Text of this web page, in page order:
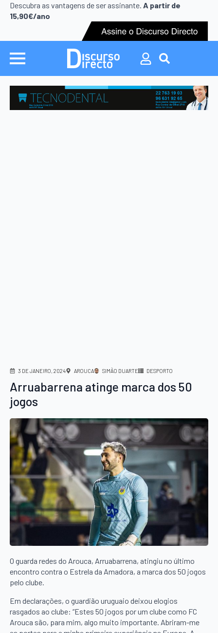
Descubra as vantagens de ser assinante. A partir de
15,90€/ano
Search
for:
Search
3 DE JANEIRO, 2024 AROUCA SIMÃO DUARTE DESPORTO
Arruabarrena atinge marca dos 50
jogos
O guarda redes do Arouca, Arruabarrena, atingiu no último
encontro contra o Estrela da Amadora, a marca dos 50 jogos
pelo clube.
Em declarações, o guardião uruguaio deixou elogios
rasgados ao clube: “Estes 50 jogos por um clube como FC
Arouca são, para mim, algo muito importante. Abriram-me